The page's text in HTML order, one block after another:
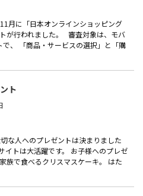
月に「日本オンラインショッピング
が行われました。 審査対象は、モバ
、 「商品・サービスの選択」と「購
ト
な人へのプレゼントは決まりました
イトは大活躍です。 お子様へのプレゼ
族で食べるクリスマスケーキ。 はた